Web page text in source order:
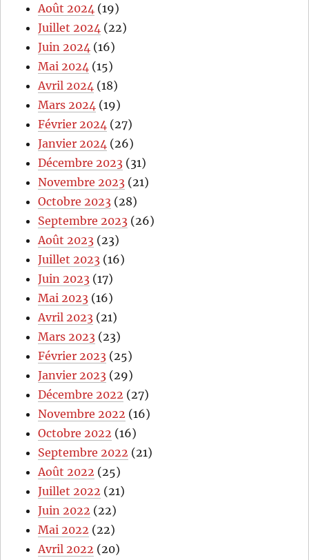
Août 2024 (19)
Juillet 2024 (22)
Juin 2024 (16)
Mai 2024 (15)
Avril 2024 (18)
Mars 2024 (19)
Février 2024 (27)
Janvier 2024 (26)
Décembre 2023 (31)
Novembre 2023 (21)
Octobre 2023 (28)
Septembre 2023 (26)
Août 2023 (23)
Juillet 2023 (16)
Juin 2023 (17)
Mai 2023 (16)
Avril 2023 (21)
Mars 2023 (23)
Février 2023 (25)
Janvier 2023 (29)
Décembre 2022 (27)
Novembre 2022 (16)
Octobre 2022 (16)
Septembre 2022 (21)
Août 2022 (25)
Juillet 2022 (21)
Juin 2022 (22)
Mai 2022 (22)
Avril 2022 (20)